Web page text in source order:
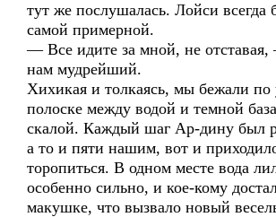
тут же послушалась. Лойси всегда
самой примерной.
— Все идите за мной, не
нам мудрейший.
Хихикая и толкаясь, мы бежали по
полоске между водой и темной
скалой. Каждый шаг Ар-дину был
а то и пяти нашим, вот и
торопиться. В одном месте вода
особенно сильно, и кое-кому
макушке, что вызвало новый